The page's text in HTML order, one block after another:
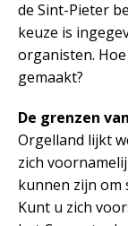
de Sint-Pieter
keuze is
organisten.
gemaakt?
De grenzen
Orgelland lijkt
zich
kunnen zijn om
Kunt u zich